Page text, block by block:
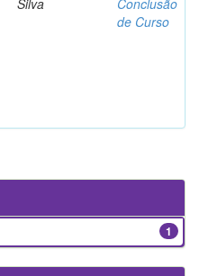
Silva
Conclusão
de Curso
1